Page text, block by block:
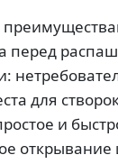
перед
для
и